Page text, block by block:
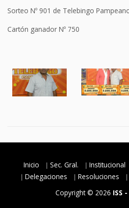
Sorteo Nº 901 de Telebingo
Cartón ganador Nº 750
Inicio Sec. Gral. Institucional
Delegaciones
Resoluciones
Copyright © 2026 ISS